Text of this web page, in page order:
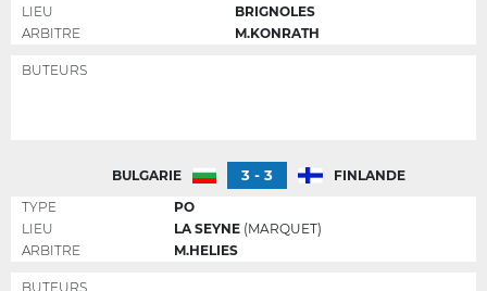
LIEU
BRIGNOLES
ARBITRE
M.KONRATH
BUTEURS
BULGARIE 3 - 3
FINLANDE
TYPE
PO
LIEU
LA SEYNE (MARQUET)
ARBITRE
M.HELIES
BUTEURS